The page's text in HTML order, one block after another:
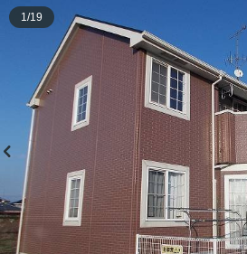
1/19